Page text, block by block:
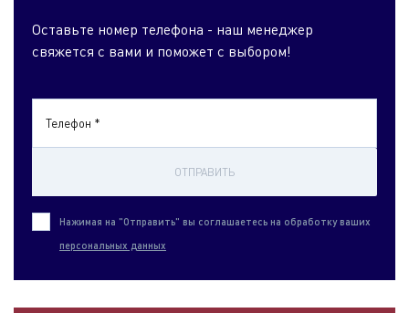
Оставьте номер телефона - наш менеджер
свяжется с вами и поможет с выбором!
Телефон *
ОТПРАВИТЬ
Нажимая на "Отправить" вы соглашаетесь на обработку ваших
персональных данных